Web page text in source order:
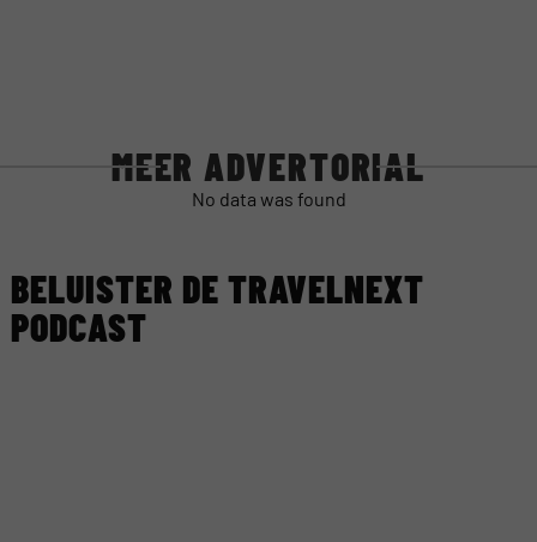
MEER ADVERTORIAL
No data was found
BELUISTER DE TRAVELNEXT
PODCAST